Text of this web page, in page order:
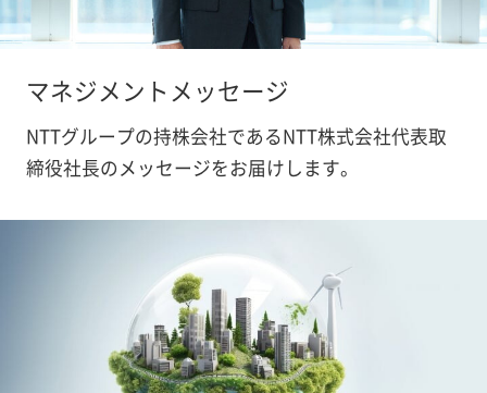
マネジメントメッセージ
NTTグループの持株会社であるNTT株式会社代表取
締役社長のメッセージをお届けします。